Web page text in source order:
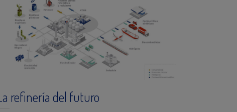
refinería del futuro